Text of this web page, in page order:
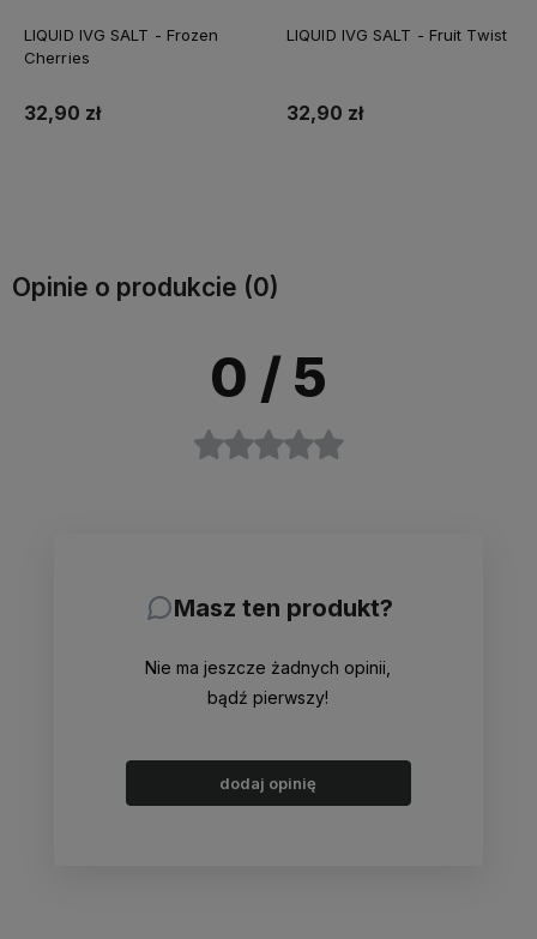
LIQUID IVG SALT - Frozen
Cherries
32,90 zł
LIQUID IVG SALT - Fruit Twist
32,90 zł
Opinie o produkcie (0)
0 / 5
Masz ten produkt?
Nie ma jeszcze żadnych opinii,
bądź pierwszy!
dodaj opinię